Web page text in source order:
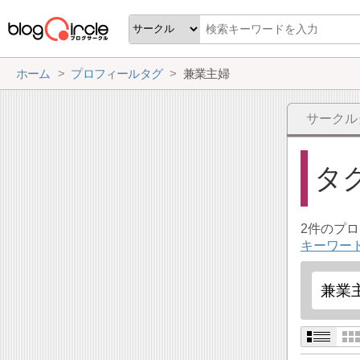
ホーム プロフィールタグ 兼業主婦
サーク
タ
2件のプ
キーワー